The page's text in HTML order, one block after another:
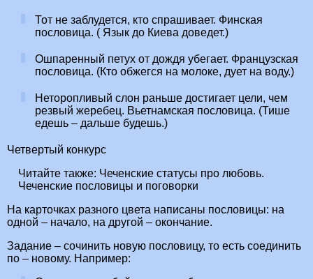
Тот не заблудется, кто спрашивает. Финская
пословица. ( Язык до Киева доведет.)
Ошпаренный петух от дождя убегает. Французская
пословица. (Кто обжегся на молоке, дует на воду.)
Неторопливый слон раньше достигает цели, чем
резвый жеребец. Вьетнамская пословица. (Тише
едешь – дальше будешь.)
Четвертый конкурс
Читайте также: Чеченские статусы про любовь.
Чеченские пословицы и поговорки
На карточках разного цвета написаны пословицы: на
одной – начало, на другой – окончание.
Задание – сочинить новую пословицу, то есть соединить
по – новому. Например: